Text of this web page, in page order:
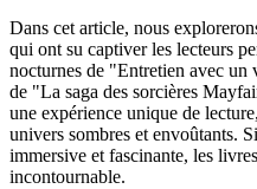
Dans cet article, nous
qui ont su captiver les lecteurs
nocturnes de "Entretien avec un
de "La saga des sorcières
une expérience unique de
univers sombres et envoûtants.
immersive et fascinante, les
incontournable.